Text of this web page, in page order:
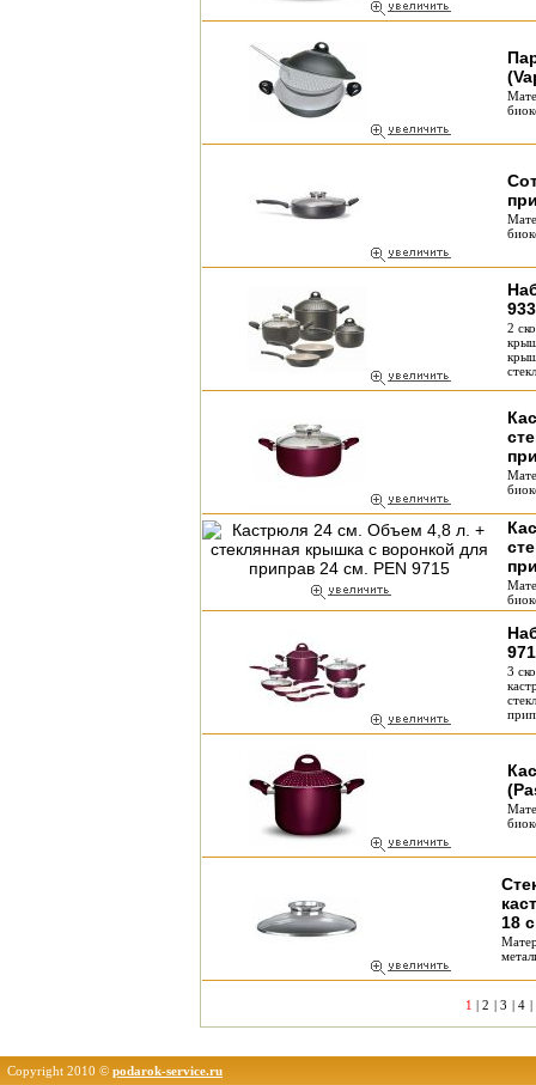
2
3
18
1 | 2 | 3 | 4 |
Copyright 2010 © podarok-service.ru